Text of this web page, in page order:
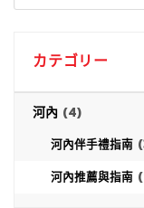
カテゴリー
河內 (4)
河內伴手禮指南
河內推薦與指南